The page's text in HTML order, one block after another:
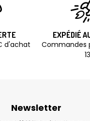
d'achat
EXPÉDIÉ
Commandes
Newsletter